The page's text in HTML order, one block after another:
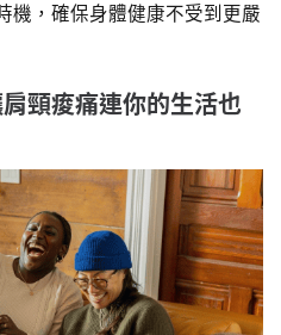
機，確保身體健康不受到更嚴
頸痠痛連你的生活也